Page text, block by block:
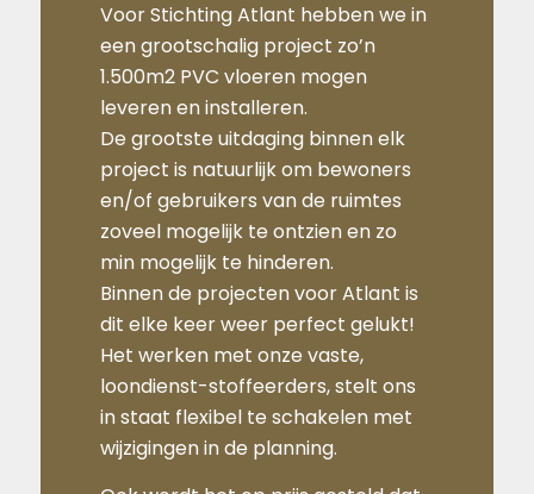
Voor Stichting Atlant hebben we in
een grootschalig project zo’n
1.500m2 PVC vloeren mogen
leveren en installeren.
De grootste uitdaging binnen elk
project is natuurlijk om bewoners
en/of gebruikers van de ruimtes
zoveel mogelijk te ontzien en zo
min mogelijk te hinderen.
Binnen de projecten voor Atlant is
dit elke keer weer perfect gelukt!
Het werken met onze vaste,
loondienst-stoffeerders, stelt ons
in staat flexibel te schakelen met
wijzigingen in de planning.